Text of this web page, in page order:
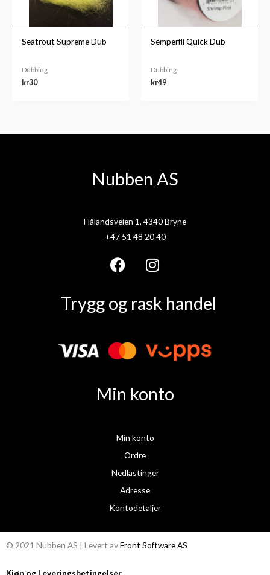
Seatrout Supreme Dub
Dubbing
kr30
Semperfli Quick Dub
Dubbing
kr49
Nubben AS
Hålandsveien 1, 4340 Bryne
+47 51 48 20 40
F
c
b
o
I
n
s
g
m
Trygg og rask handel
Min konto
Min konto
Ordre
Nedlastinger
Adresse
Kontodetaljer
© 2021 Nubben AS | Levert avFront Software AS